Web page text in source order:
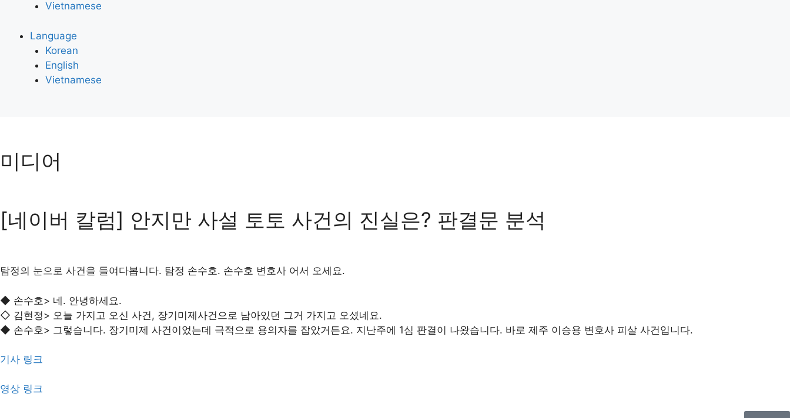
Vietnamese
Language
Korean
English
Vietnamese
미디어
[네이버 칼럼] 안지만 사설 토토 사건의 진실은? 판결문 분석
탐정의 눈으로 사건을 들여다봅니다. 탐정 손수호. 손수호 변호사 어서 오세요.
◆ 손수호> 네. 안녕하세요.
◇ 김현정> 오늘 가지고 오신 사건, 장기미제사건으로 남아있던 그거 가지고 오셨네요.
◆ 손수호> 그렇습니다. 장기미제 사건이었는데 극적으로 용의자를 잡았거든요. 지난주에 1심 판결이 나왔습니다. 바로 제주 이승용 변호사 피살 사건입니다.
기사 링크
영상 링크